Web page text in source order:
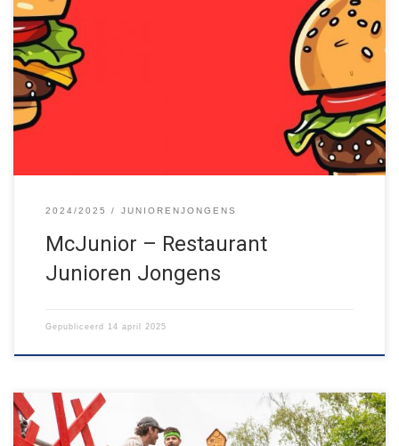
2024/2025 JUNIORENJONGENS
McJunior – Restaurant
Junioren Jongens
Gepubliceerd 14 april 2025